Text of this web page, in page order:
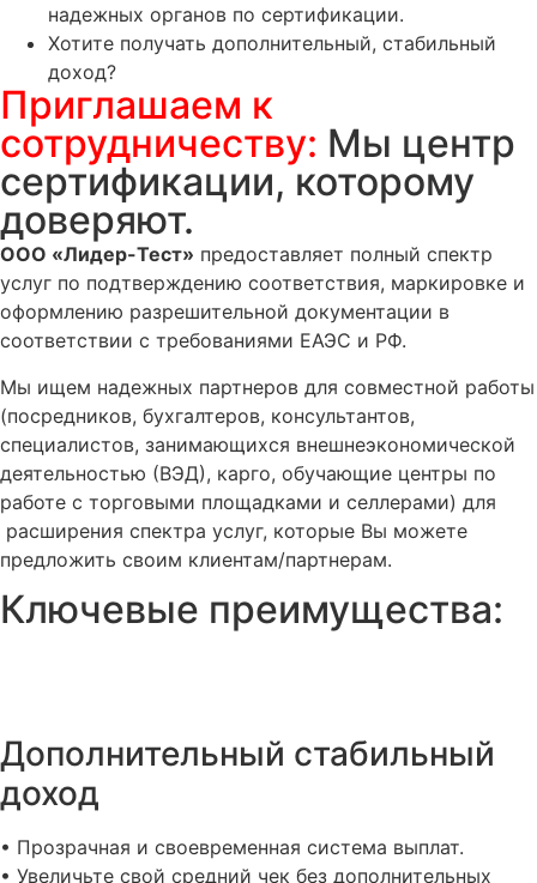
надежных органов по сертификации.
Хотите получать дополнительный, стабильный
доход?
Приглашаем к
сотрудничеству: Мы центр
сертификации, которому
доверяют.
ООО «Лидер-Тест» предоставляет полный спектр
услуг по подтверждению соответствия, маркировке и
оформлению разрешительной документации в
соответствии с требованиями ЕАЭС и РФ.
Мы ищем надежных партнеров для совместной работы
(посредников, бухгалтеров, консультантов,
специалистов, занимающихся внешнеэкономической
деятельностью (ВЭД), карго, обучающие центры по
работе с торговыми площадками и селлерами) для
расширения спектра услуг, которые Вы можете
предложить своим клиентам/партнерам.
Ключевые преимущества:
Дополнительный стабильный
доход
• Прозрачная и своевременная система выплат.
• Увеличьте свой средний чек без дополнительных